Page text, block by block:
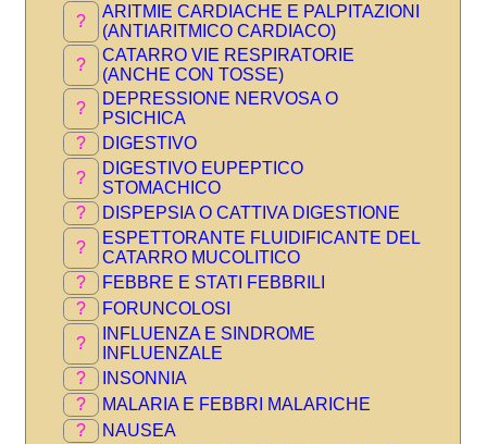
?
ARITMIE CARDIACHE E PALPITAZIONI
(ANTIARITMICO CARDIACO)
?
CATARRO VIE RESPIRATORIE
(ANCHE CON TOSSE)
?
DEPRESSIONE NERVOSA O
PSICHICA
?
DIGESTIVO
?
DIGESTIVO EUPEPTICO
STOMACHICO
?
DISPEPSIA O CATTIVA DIGESTIONE
?
ESPETTORANTE FLUIDIFICANTE DEL
CATARRO MUCOLITICO
?
FEBBRE E STATI FEBBRILI
?
FORUNCOLOSI
?
INFLUENZA E SINDROME
INFLUENZALE
?
INSONNIA
?
MALARIA E FEBBRI MALARICHE
?
NAUSEA